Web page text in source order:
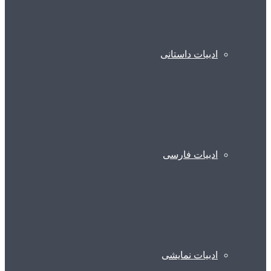
ادبیات داستانی
ادبیات فارسی
ادبیات نمایشی